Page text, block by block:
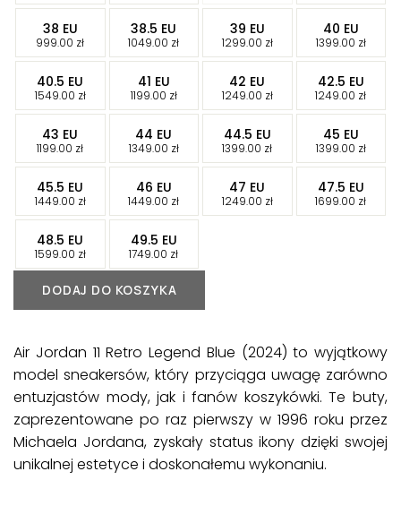
Air Jordan 11 Retro Legend Blue (2024) to wyjątkowy
model sneakersów, który przyciąga uwagę zarówno
entuzjastów mody, jak i fanów koszykówki. Te buty,
zaprezentowane po raz pierwszy w 1996 roku przez
Michaela Jordana, zyskały status ikony dzięki swojej
unikalnej estetyce i doskonałemu wykonaniu.
-
38 EU
-
999.00 zł
-
38.5 EU
-
1049.00 zł
-
39 EU
-
1299.00 zł
-
40 EU
-
1399.00 zł
-
40.5 EU
-
1549.00 zł
-
41 EU
-
1199.00 zł
-
42 EU
-
1249.00 zł
-
42.5 EU
-
1249.00 zł
-
43 EU
-
1199.00 zł
-
44 EU
-
1349.00 zł
-
44.5 EU
-
1399.00 zł
-
45 EU
-
1399.00 zł
-
45.5 EU
-
1449.00 zł
-
46 EU
-
1449.00 zł
-
47 EU
-
1249.00 zł
-
47.5 EU
-
1699.00 zł
-
48.5 EU
-
1599.00 zł
-
49.5 EU
-
1749.00 zł
DODAJ DO KOSZYKA